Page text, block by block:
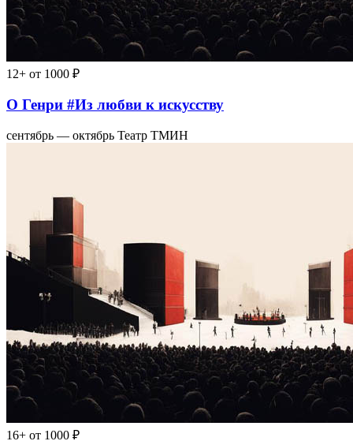
12+ от 1000 ₽
О Генри #Из любви к искусству
сентябрь — октябрь Театр ТМИН
16+ от 1000 ₽